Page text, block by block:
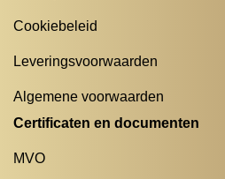
Cookiebeleid
Leveringsvoorwaarden
Algemene voorwaarden
Certificaten en documenten
MVO